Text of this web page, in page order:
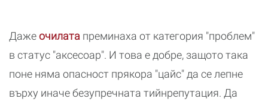
Дажеочилата преминаха от категория "проблем"
в статус "аксесоар". И това е добре, защото така
поне няма опасност прякора "цайс" да се лепне
върху иначе безупречната тийнрепутация. Да